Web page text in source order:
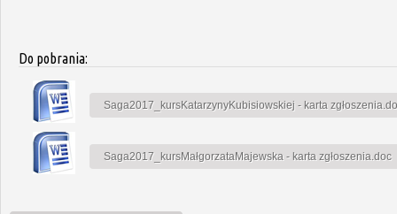
Do pobrania:
Saga2017_kursKatarzynyKubisiowskiej - karta
Saga2017_kursMałgorzataMajewska - karta zgłoszenia.doc